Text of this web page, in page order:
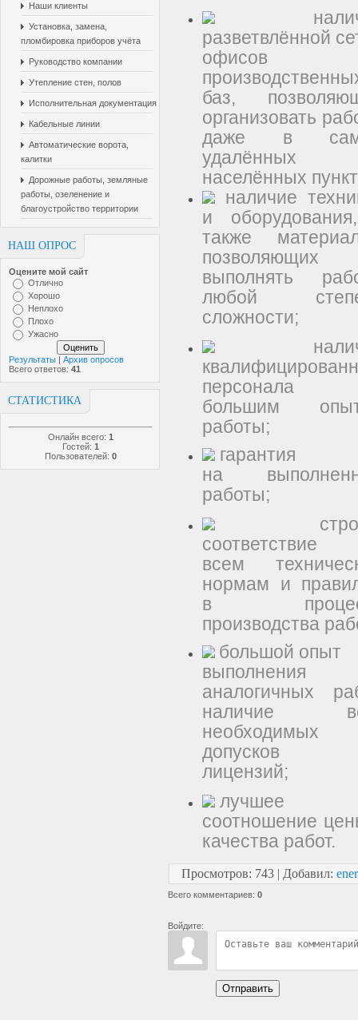
Наши клиенты
Установка, замена,
пломбировка приборов учёта
Руководство компании
Утепление стен, полов
Исполнительная документация
Кабельные линии
Автоматические ворота,
калитки
Дорожные работы, земляные
работы, озеленение и
благоустройство территории
НАШ ОПРОС
Оцените мой сайт
Отлично
Хорошо
Неплохо
Плохо
Ужасно
Результаты | Архив опросов
Всего ответов: 41
СТАТИСТИКА
Онлайн всего: 1
Гостей: 1
Пользователей: 0
разветвлённой
офисов
баз,
организовать
даже в
удалённых
населённых
наличие
и
также
позволяющих
выполнять
любой
сложности;
большим
работы;
гарантия
на
работы;
соответствие
всем
нормам и
в
производства
большой опыт
выполнения
аналогичных
наличие
необходимых
лицензий;
лучшее
соотношение
качества работ.
Просмотров: 743 | Добавил:
Всего комментариев: 0
Войдите:
Отправить